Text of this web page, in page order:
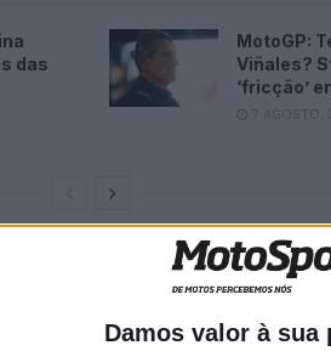
Damos valor à sua
das
MotoGP:
Viñales?
‘fricção’
7 AGOSTO,
para domingo, a segunda
da largada, van Drunen
curva em último lugar.